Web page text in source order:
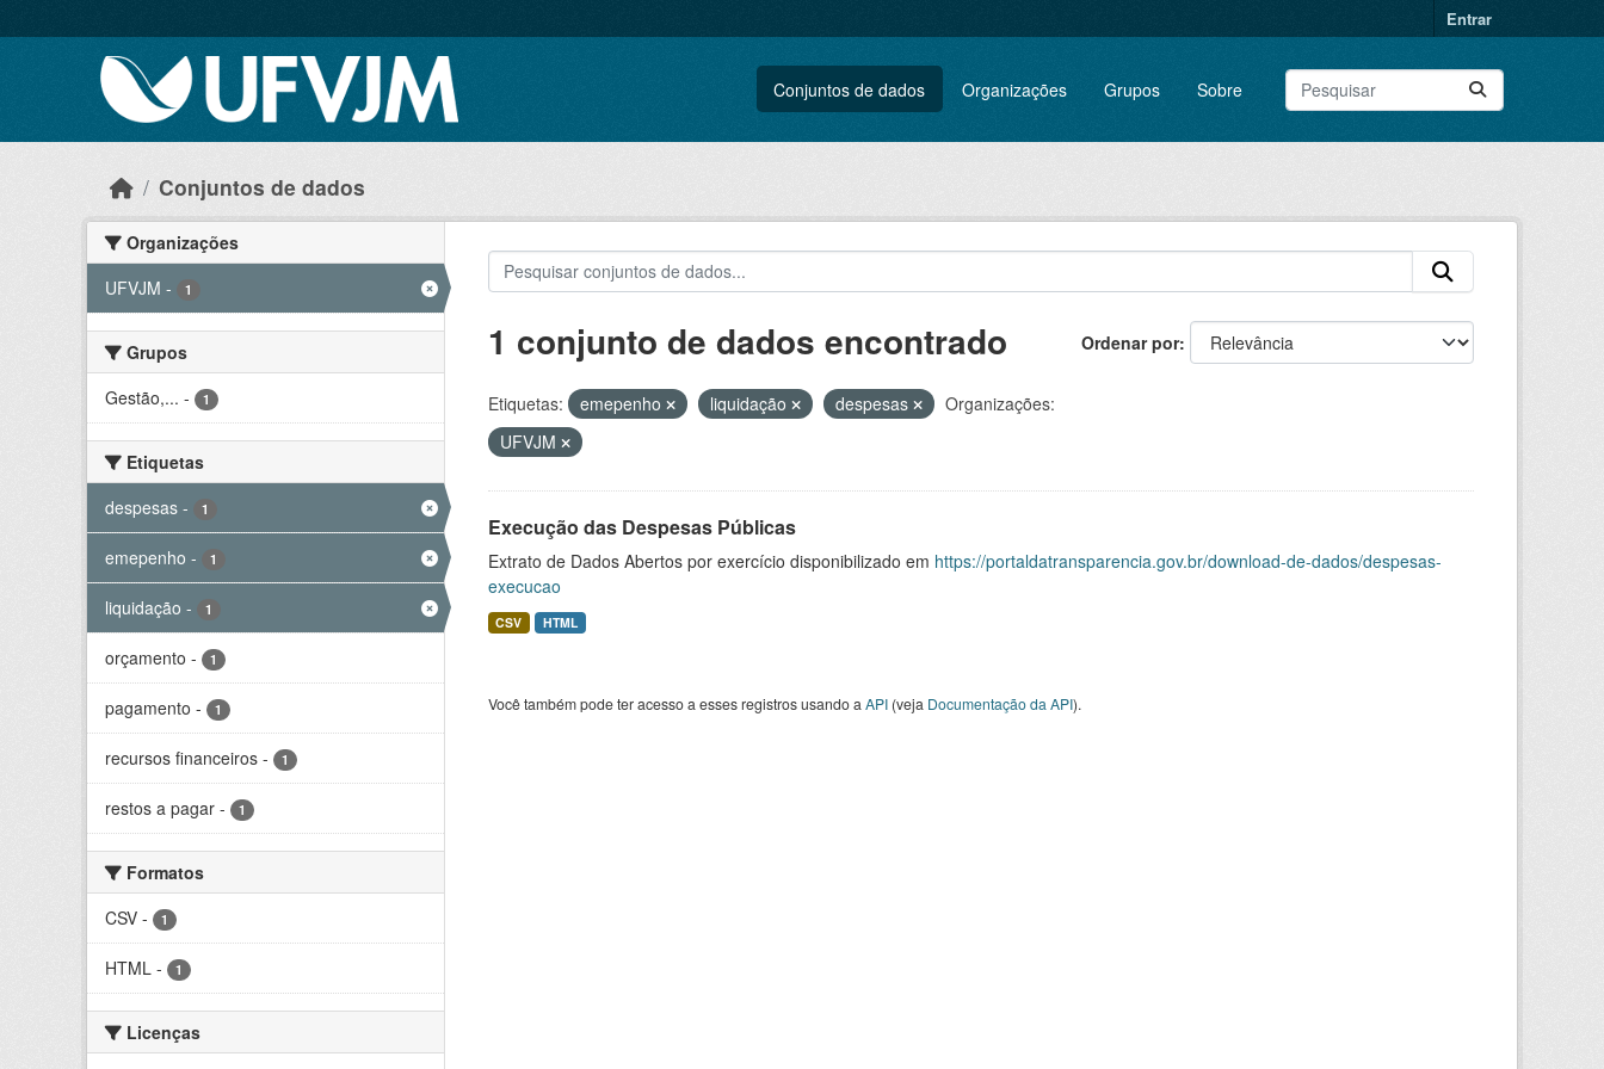
Entrar
Conjuntos de dados Organizações Grupos Sobre
Conjuntos de dados
Organizações
UFVJM - 1
Grupos
Gestão,... - 1
Etiquetas
despesas - 1
emepenho - 1
liquidação - 1
orçamento - 1
pagamento - 1
recursos financeiros - 1
restos a pagar - 1
Formatos
CSV - 1
HTML - 1
Licenças
Ordenar por
1 conjunto de dados encontrado
Etiquetas: emepenho liquidação despesas
Organizações:
UFVJM
Execução das Despesas Públicas
Extrato de Dados Abertos por exercício disponibilizado em https://portaldatransparencia.gov.br/download-de-dados/despesas-
execucao
CSV HTML
Você também pode ter acesso a esses registros usando a API(veja Documentação da API).